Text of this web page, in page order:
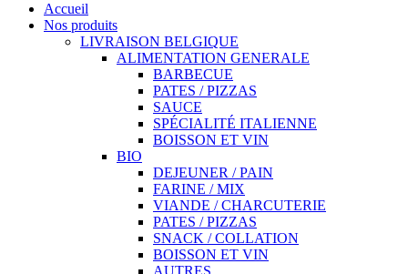
Accueil
Nos produits
LIVRAISON BELGIQUE
ALIMENTATION GENERALE
BARBECUE
PATES / PIZZAS
SAUCE
SPÉCIALITÉ ITALIENNE
BOISSON ET VIN
BIO
DEJEUNER / PAIN
FARINE / MIX
VIANDE / CHARCUTERIE
PATES / PIZZAS
SNACK / COLLATION
BOISSON ET VIN